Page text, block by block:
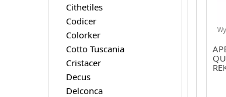
Cithetiles
Codicer
Colorker
Cotto Tuscania
Cristacer
Decus
Delconca